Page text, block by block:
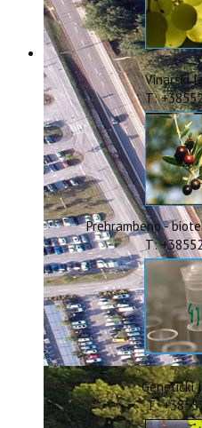
Javna nabava
Natječaji za radna mjesta
Zakonodavni okvir
Akti Instituta
Linkovi
Kontakt
webmail
Popularizacija znanosti
ERASMUS+
HyPro4ST
DIGIAGRI
GreenTea
CIRCOLIVE
Vinarski
T:
Prehrambeno -
T:
Genetički
T: